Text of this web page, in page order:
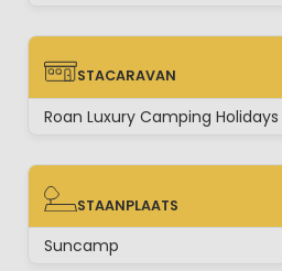
STACARAVAN
STACARAVAN
Roan Luxury Camping Holidays
STAANPLAATS
STAANPLAATS
Suncamp